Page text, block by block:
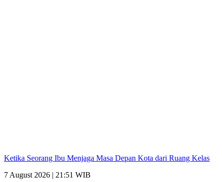
Ketika Seorang Ibu Menjaga Masa Depan Kota dari Ruang Kelas
7 August 2026 | 21:51 WIB